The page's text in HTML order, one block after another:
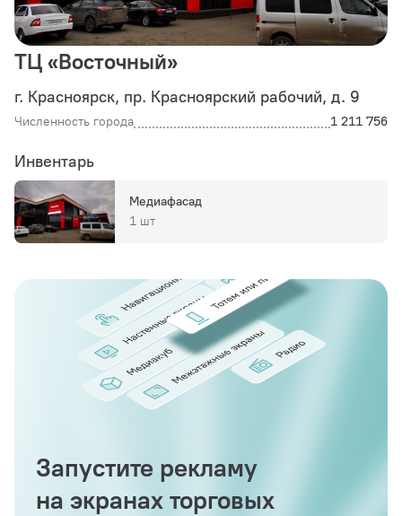
Инвентарь
Медиафасад
1 шт
ТЦ «Восточный»
г. Красноярск, пр. Красноярский рабочий, д. 9
Численность города 1 211 756
Запустите рекламу
на экранах торговых